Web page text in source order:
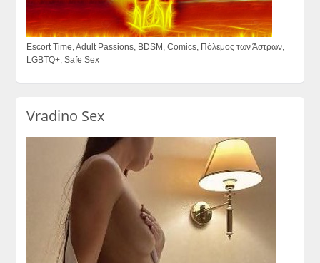
Escort Time, Adult Passions, BDSM, Comics, Πόλεμος των Άστρων,
LGBTQ+, Safe Sex
Vradino Sex